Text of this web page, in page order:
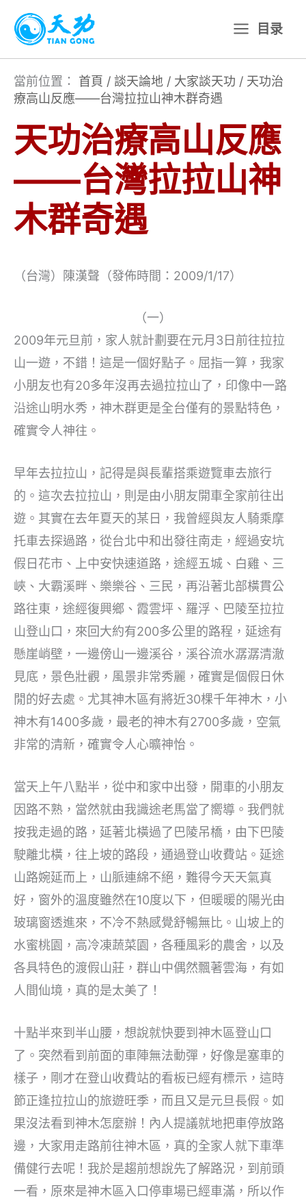
主
目录
當前位置： 首頁 / 談天論地 / 大家談天功 / 天功治
療高山反應——台灣拉拉山神木群奇遇
天功治療高山反應
——台灣拉拉山神
木群奇遇
（台灣）陳漢聲（發佈時間：2009/1/17）
（一）
2009年元旦前，家人就計劃要在元月3日前往拉拉
山一遊，不錯！這是一個好點子。屈指一算，我家
小朋友也有20多年沒再去過拉拉山了，印像中一路
沿途山明水秀，神木群更是全台僅有的景點特色，
確實令人神往。
早年去拉拉山，記得是與長輩搭乘遊覽車去旅行
的。這次去拉拉山，則是由小朋友開車全家前往出
遊。其實在去年夏天的某日，我曾經與友人騎乘摩
托車去探過路，從台北中和出發往南走，經過安坑
假日花市、上中安快速道路，途經五城、白雞、三
峽、大霸溪畔、樂樂谷、三民，再沿著北部橫貫公
路往東，途經復興鄉、霞雲坪、羅浮、巴陵至拉拉
山登山口，來回大約有200多公里的路程，延途有
懸崖峭壁，一邊傍山一邊溪谷，溪谷流水潺潺清澈
見底，景色壯觀，風景非常秀麗，確實是個假日休
閒的好去處。尤其神木區有將近30棵千年神木，小
神木有1400多歲，最老的神木有2700多歲，空氣
非常的清新，確實令人心曠神怡。
當天上午八點半，從中和家中出發，開車的小朋友
因路不熟，當然就由我識途老馬當了嚮導。我們就
按我走過的路，延著北橫過了巴陵吊橋，由下巴陵
駛離北橫，往上坡的路段，通過登山收費站。延途
山路婉延而上，山脈連綿不絕，難得今天天氣真
好，窗外的溫度雖然在10度以下，但暖暖的陽光由
玻璃窗透進來，不冷不熱感覺舒暢無比。山坡上的
水蜜桃園，高冷凍蔬菜園，各種風彩的農舍，以及
各具特色的渡假山莊，群山中偶然飄著雲海，有如
人間仙境，真的是太美了！
十點半來到半山腰，想說就快要到神木區登山口
了。突然看到前面的車陣無法動彈，好像是塞車的
樣子，剛才在登山收費站的看板已經有標示，這時
節正逢拉拉山的旅遊旺季，而且又是元旦長假。如
果沒法看到神木怎麼辦！內人提議就地把車停放路
邊，大家用走路前往神木區，真的全家人就下車準
備健行去呢！我於是趨前想說先了解路況，到前頭
一看，原來是神木區入口停車場已經車滿，所以作